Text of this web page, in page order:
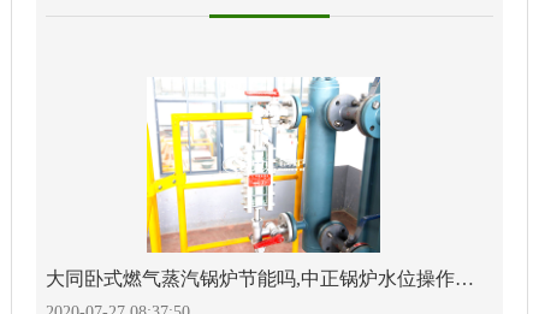
大同卧式燃气蒸汽锅炉节能吗,中正锅炉水位操作详解